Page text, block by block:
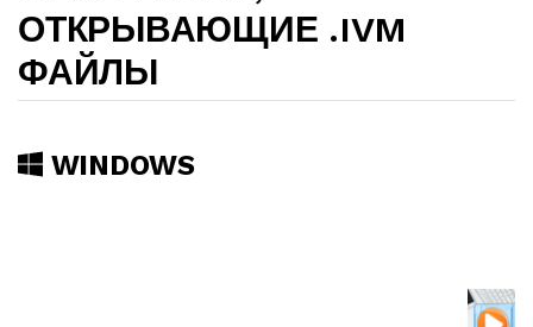
ОТКРЫВАЮЩИЕ .IVM
ФАЙЛЫ
WINDOWS